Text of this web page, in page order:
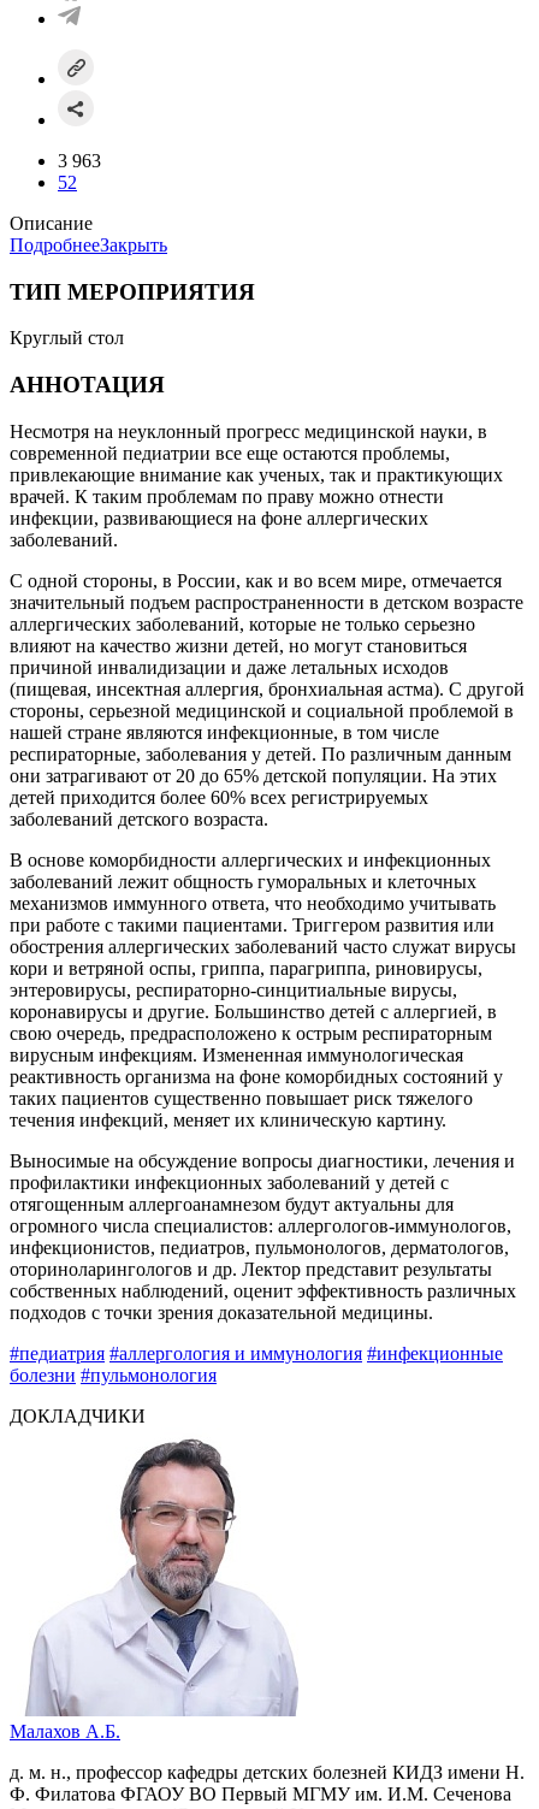
3 963
52
Описание
ПодробнееЗакрыть
ТИП МЕРОПРИЯТИЯ
Круглый стол
АННОТАЦИЯ
Несмотря на неуклонный прогресс медицинской науки, в
современной педиатрии все еще остаются проблемы,
привлекающие внимание как ученых, так и практикующих
врачей. К таким проблемам по праву можно отнести
инфекции, развивающиеся на фоне аллергических
заболеваний.
С одной стороны, в России, как и во всем мире, отмечается
значительный подъем распространенности в детском возрасте
аллергических заболеваний, которые не только серьезно
влияют на качество жизни детей, но могут становиться
причиной инвалидизации и даже летальных исходов
(пищевая, инсектная аллергия, бронхиальная астма). С другой
стороны, серьезной медицинской и социальной проблемой в
нашей стране являются инфекционные, в том числе
респираторные, заболевания у детей. По различным данным
они затрагивают от 20 до 65% детской популяции. На этих
детей приходится более 60% всех регистрируемых
заболеваний детского возраста.
В основе коморбидности аллергических и инфекционных
заболеваний лежит общность гуморальных и клеточных
механизмов иммунного ответа, что необходимо учитывать
при работе с такими пациентами. Триггером развития или
обострения аллергических заболеваний часто служат вирусы
кори и ветряной оспы, гриппа, парагриппа, риновирусы,
энтеровирусы, респираторно-синцитиальные вирусы,
коронавирусы и другие. Большинство детей с аллергией, в
свою очередь, предрасположено к острым респираторным
вирусным инфекциям. Измененная иммунологическая
реактивность организма на фоне коморбидных состояний у
таких пациентов существенно повышает риск тяжелого
течения инфекций, меняет их клиническую картину.
Выносимые на обсуждение вопросы диагностики, лечения и
профилактики инфекционных заболеваний у детей с
отягощенным аллергоанамнезом будут актуальны для
огромного числа специалистов: аллергологов-иммунологов,
инфекционистов, педиатров, пульмонологов, дерматологов,
оториноларингологов и др. Лектор представит результаты
собственных наблюдений, оценит эффективность различных
подходов с точки зрения доказательной медицины.
#педиатрия #аллергология и иммунология #инфекционные
болезни #пульмонология
ДОКЛАДЧИКИ
Малахов А.Б.
д. м. н., профессор кафедры детских болезней КИДЗ имени Н.
Ф. Филатова ФГАОУ ВО Первый МГМУ им. И.М. Сеченова